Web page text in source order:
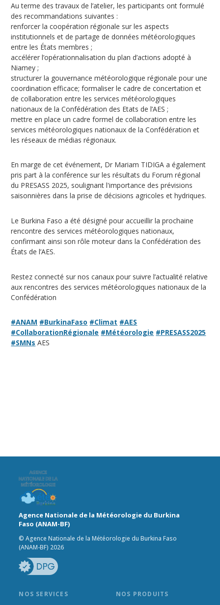
Au terme des travaux de l’atelier, les participants ont formulé
des recommandations suivantes :
renforcer la coopération régionale sur les aspects
institutionnels et de partage de données météorologiques
entre les États membres ;
accélérer l’opérationnalisation du plan d’actions adopté à
Niamey ;
structurer la gouvernance météorologique régionale pour une
coordination efficace; formaliser le cadre de concertation et
de collaboration entre les services météorologiques
nationaux de la Confédération des Etats de l’AES ;
mettre en place un cadre formel de collaboration entre les
services météorologiques nationaux de la Confédération et
les réseaux de médias régionaux.
En marge de cet événement, Dr Mariam TIDIGA a également
pris part à la conférence sur les résultats du Forum régional
du PRESASS 2025, soulignant l'importance des prévisions
saisonnières dans la prise de décisions agricoles et hydriques.
Le Burkina Faso a été désigné pour accueillir la prochaine
rencontre des services météorologiques nationaux,
confirmant ainsi son rôle moteur dans la Confédération des
États de l’AES.
Restez connecté sur nos canaux pour suivre l’actualité relative
aux rencontres des services météorologiques nationaux de la
Confédération
#ANAM #BurkinaFaso #Climat #AES
#CollaborationRégionale #Météorologie #PRESASS2025
#SMNs AES
Agence Nationale de la Météorologie du Burkina
Faso (ANAM-BF)
© Agence Nationale de la Météorologie du Burkina Faso
(ANAM-BF) 2026
NOS SERVICES NOS PRODUITS